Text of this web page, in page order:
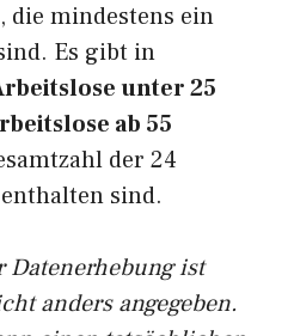
, die mindestens ein
Es gibt in
unter 25
ab 55
der 24
sind.
Datenerhebung ist
anders angegeben.